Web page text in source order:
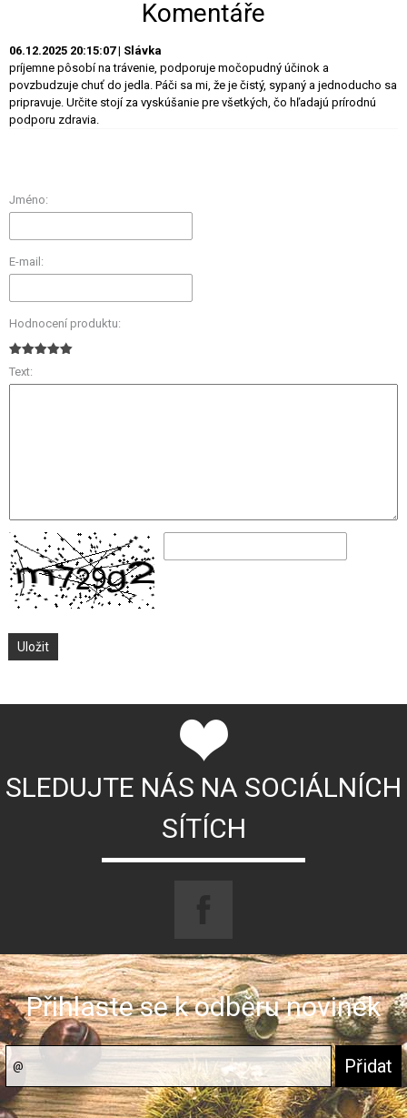
Komentáře
06.12.2025 20:15:07 | Slávka
príjemne pôsobí na trávenie, podporuje močopudný účinok a
povzbudzuje chuť do jedla. Páči sa mi, že je čistý, sypaný a jednoducho sa
pripravuje. Určite stojí za vyskúšanie pre všetkých, čo hľadajú prírodnú
podporu zdravia.
Jméno:
E-mail:
Hodnocení produktu:
Text:
SLEDUJTE NÁS NA SOCIÁLNÍCH
SÍTÍCH
Přihlaste se k odběru novinek